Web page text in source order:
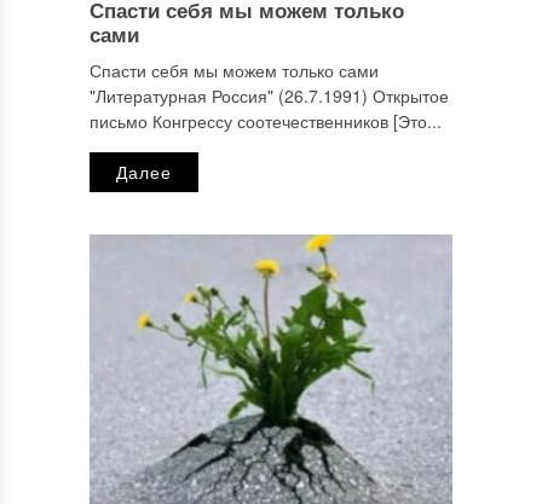
Спасти себя мы можем только
сами
Спасти себя мы можем только сами
"Литературная Россия" (26.7.1991) Открытое
письмо Конгрессу соотечественников [Это...
Далее